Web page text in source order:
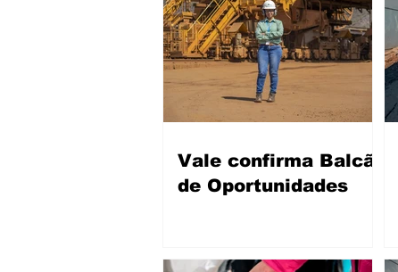
Vale confirma Balcão
de Oportunidades